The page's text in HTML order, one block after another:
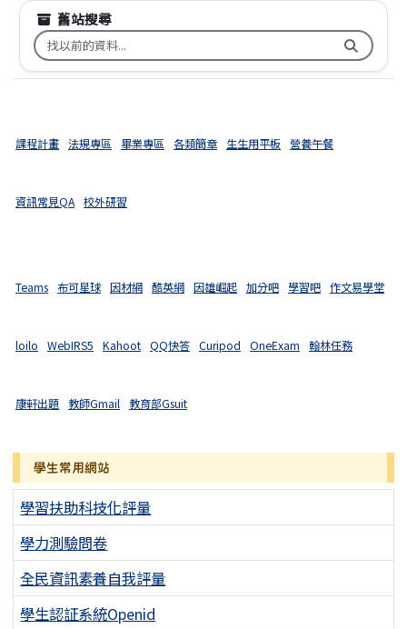
舊站搜尋
搜尋台南市文元國小舊校網關鍵字
課程計畫 法規專區 畢業專區 各類簡章 生生用平板 營養午餐
資訊常見QA 校外研習
Teams 布可星球 因材網 酷英網 因雄崛起 加分吧 學習吧 作文易學堂
loilo WebIRS5 Kahoot QQ快答 Curipod OneExam 翰林任務
康軒出題 教師Gmail 教育部Gsuit
學生常用網站
學習扶助科技化評量
學力測驗問卷
全民資訊素養自我評量
學生認証系統Openid